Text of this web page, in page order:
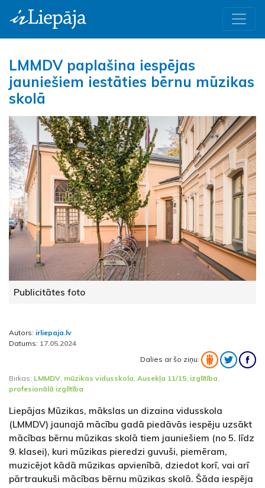
LMMDV paplašina iespējas
jauniešiem iestāties bērnu mūzikas
skolā
Publicitātes foto
Autors: irliepaja.lv
Datums: 17.05.2024
Dalies ar šo ziņu:
Birkas: LMMDV, mūzikas vidusskola, Ausekļa 11/15, izglītība,
profesionālā izglītība
Liepājas Mūzikas, mākslas un dizaina vidusskola
(LMMDV) jaunajā mācību gadā piedāvās iespēju uzsākt
mācības bērnu mūzikas skolā tiem jauniešiem (no 5. līdz
9. klasei), kuri mūzikas pieredzi guvuši, piemēram,
muzicējot kādā mūzikas apvienībā, dziedot korī, vai arī
pārtraukuši mācības bērnu mūzikas skolā. Šāda iespēja